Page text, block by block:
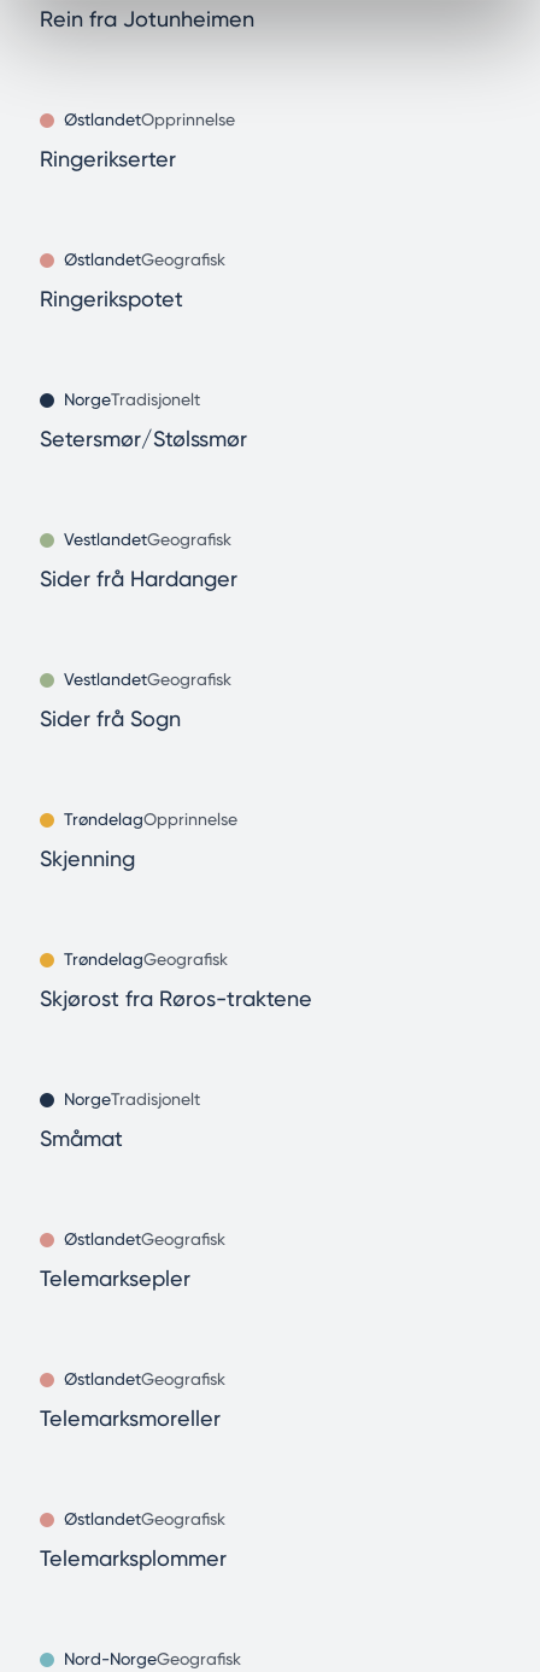
Rein fra Jotunheimen
ØstlandetOpprinnelse
Ringerikserter
ØstlandetGeografisk
Ringerikspotet
NorgeTradisjonelt
Setersmør/Stølssmør
VestlandetGeografisk
Sider frå Hardanger
VestlandetGeografisk
Sider frå Sogn
TrøndelagOpprinnelse
Skjenning
TrøndelagGeografisk
Skjørost fra Røros-traktene
NorgeTradisjonelt
Småmat
ØstlandetGeografisk
Telemarksepler
ØstlandetGeografisk
Telemarksmoreller
ØstlandetGeografisk
Telemarksplommer
Nord-NorgeGeografisk